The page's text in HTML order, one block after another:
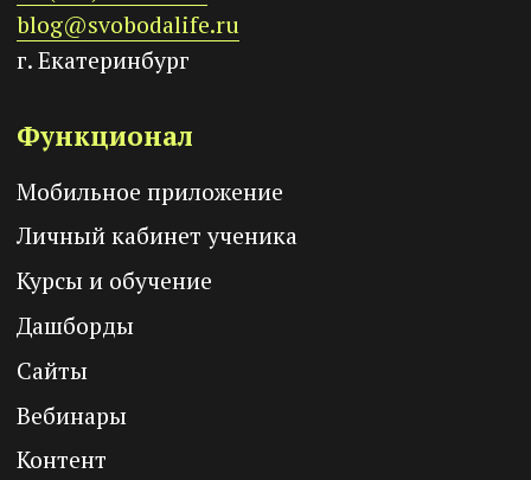
Согласие на обработку
персональных данных
Политика конфиденциальности
База знаний
Партнерская программа